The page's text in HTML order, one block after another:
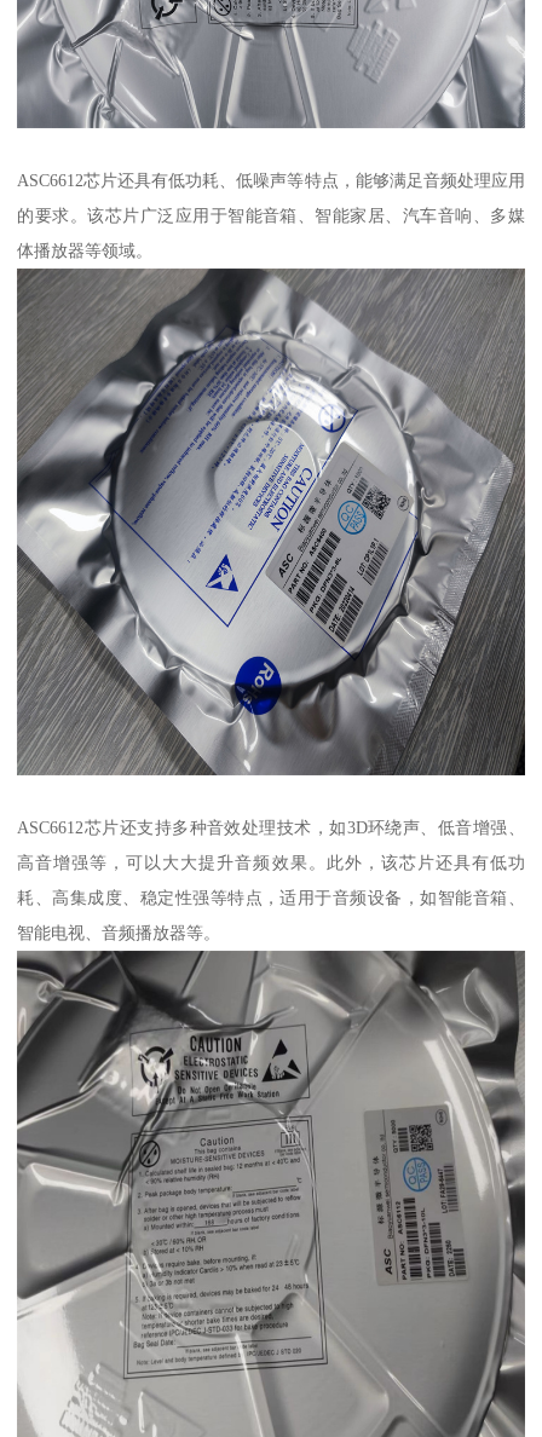
ASC6612芯片还具有低功耗、低噪声等特点，能够满足音频处理应用
的要求。该芯片广泛应用于智能音箱、智能家居、汽车音响、多媒
体播放器等领域。
ASC6612芯片还支持多种音效处理技术，如3D环绕声、低音增强、
高音增强等，可以大大提升音频效果。此外，该芯片还具有低功
耗、高集成度、稳定性强等特点，适用于音频设备，如智能音箱、
智能电视、音频播放器等。